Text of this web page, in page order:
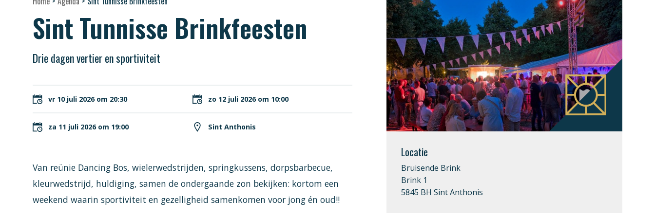
Sint Tunnisse Brinkfeesten
Drie dagen vertier en sportiviteit
vr 10 juli 2026 om 20:30 zo 12 juli 2026 om 10:00
za 11 juli 2026 om 19:00 Sint Anthonis
Van reünie Dancing Bos, wielerwedstrijden, springkussens, dorpsbarbecue,
kleurwedstrijd, huldiging, samen de ondergaande zon bekijken: kortom een
weekend waarin sportiviteit en gezelligheid samenkomen voor jong én oud!!
Locatie
Bruisende Brink
Brink 1
5845 BH Sint Anthonis